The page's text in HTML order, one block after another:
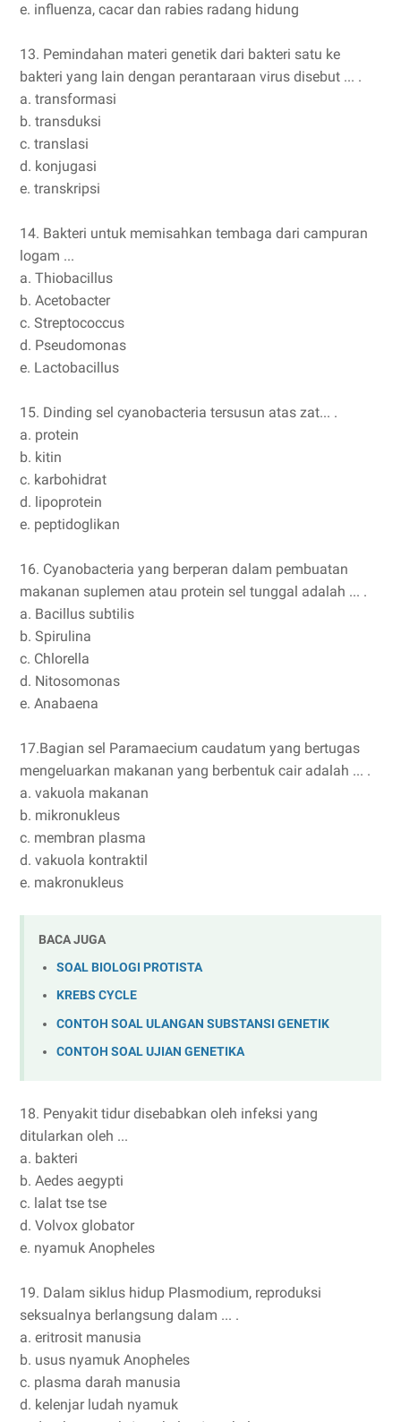
e. influenza, cacar dan rabies radang hidung
13. Pemindahan materi genetik dari bakteri satu ke
bakteri yang lain dengan perantaraan virus disebut ... .
a. transformasi
b. transduksi
c. translasi
d. konjugasi
e. transkripsi
14. Bakteri untuk memisahkan tembaga dari campuran
logam ...
a. Thiobacillus
b. Acetobacter
c. Streptococcus
d. Pseudomonas
e. Lactobacillus
15. Dinding sel cyanobacteria tersusun atas zat... .
a. protein
b. kitin
c. karbohidrat
d. lipoprotein
e. peptidoglikan
16. Cyanobacteria yang berperan dalam pembuatan
makanan suplemen atau protein sel tunggal adalah ... .
a. Bacillus subtilis
b. Spirulina
c. Chlorella
d. Nitosomonas
e. Anabaena
17.Bagian sel Paramaecium caudatum yang bertugas
mengeluarkan makanan yang berbentuk cair adalah ... .
a. vakuola makanan
b. mikronukleus
c. membran plasma
d. vakuola kontraktil
e. makronukleus
BACA JUGA
SOAL BIOLOGI PROTISTA
KREBS CYCLE
CONTOH SOAL ULANGAN SUBSTANSI GENETIK
CONTOH SOAL UJIAN GENETIKA
18. Penyakit tidur disebabkan oleh infeksi yang
ditularkan oleh ...
a. bakteri
b. Aedes aegypti
c. lalat tse tse
d. Volvox globator
e. nyamuk Anopheles
19. Dalam siklus hidup Plasmodium, reproduksi
seksualnya berlangsung dalam ... .
a. eritrosit manusia
b. usus nyamuk Anopheles
c. plasma darah manusia
d. kelenjar ludah nyamuk